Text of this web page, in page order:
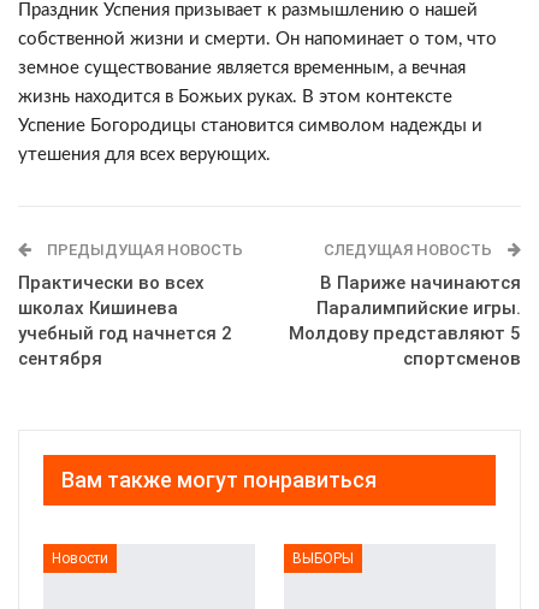
Праздник Успения призывает к размышлению о нашей
собственной жизни и смерти. Он напоминает о том, что
земное существование является временным, а вечная
жизнь находится в Божьих руках. В этом контексте
Успение Богородицы становится символом надежды и
утешения для всех верующих.
ПРЕДЫДУЩАЯ НОВОСТЬ
Практически во всех
школах Кишинева
учебный год начнется 2
сентября
СЛЕДУЩАЯ НОВОСТЬ
В Париже начинаются
Паралимпийские игры.
Молдову представляют 5
спортсменов
Вам также могут понравиться
Новости ВЫБОРЫ